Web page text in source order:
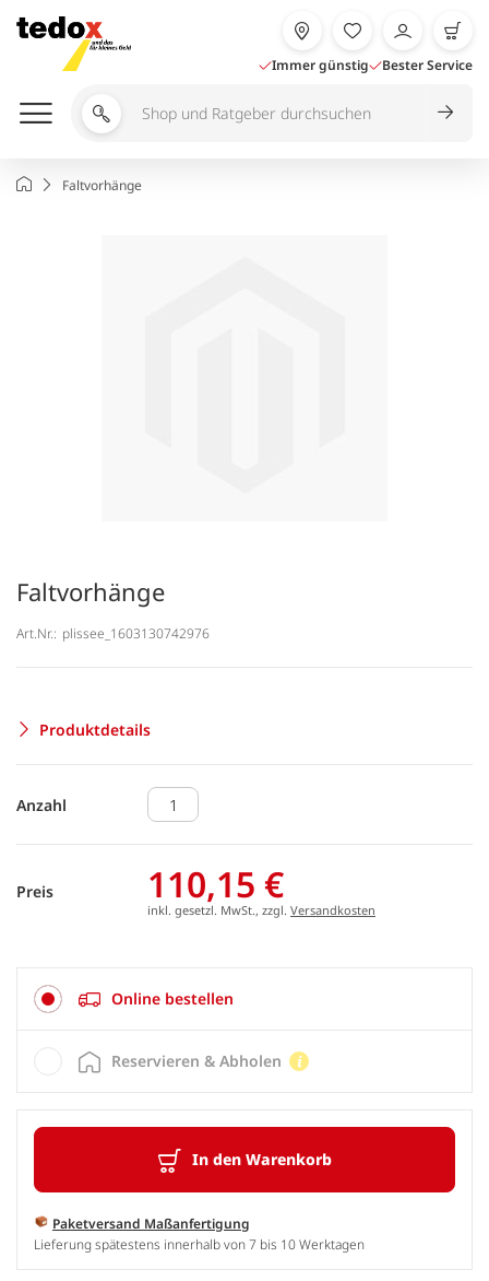
Inhalt
springen
Immer günstig Bester Service
Shop
durchsuchen
StartseiteFaltvorhänge
Faltvorhänge
Art.Nr.: plissee_1603130742976
Produktdetails
Anzahl
Preis 110,15 €
inkl. gesetzl. MwSt., zzgl. Versandkosten
Online bestellen
In den Warenkorb
Paketversand Maßanfertigung
Lieferung spätestens innerhalb von 7 bis 10 Werktagen
Reservieren & Abholen